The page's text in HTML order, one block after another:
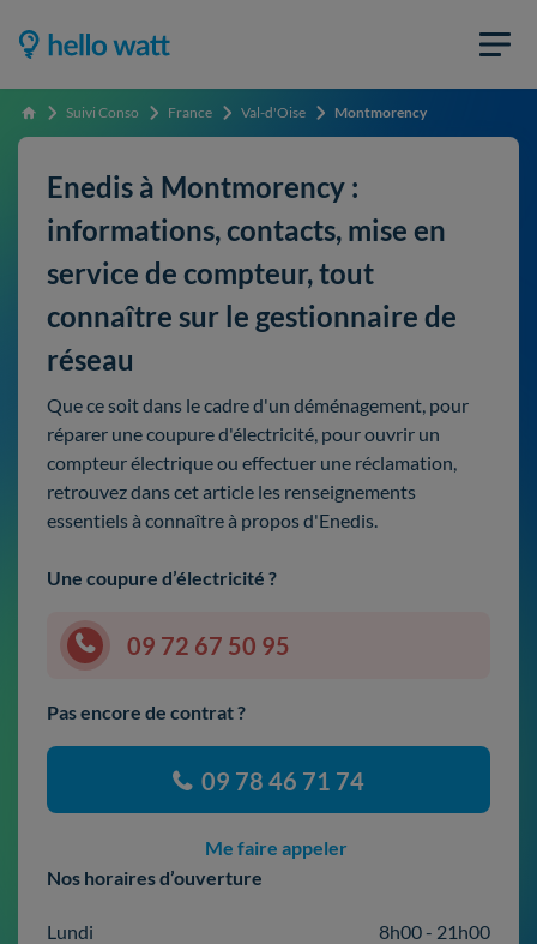
Accueil Suivi Conso France Val-d'Oise Montmorency
Enedis à Montmorency :
informations, contacts, mise en
service de compteur, tout
connaître sur le gestionnaire de
réseau
Que ce soit dans le cadre d'un déménagement, pour
réparer une coupure d'électricité, pour ouvrir un
compteur électrique ou effectuer une réclamation,
retrouvez dans cet article les renseignements
essentiels à connaître à propos d'Enedis.
Une coupure d’électricité ?
09 72 67 50 95
Pas encore de contrat ?
09 78 46 71 74
Me faire appeler
Nos horaires d’ouverture
Lundi
8h00 - 21h00